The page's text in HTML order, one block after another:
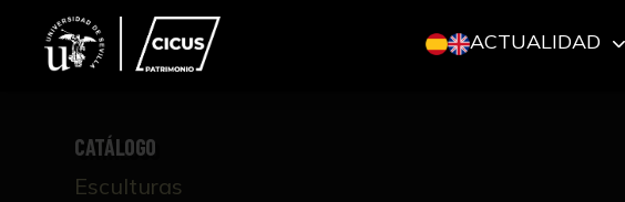
ACTUALIDAD
CATÁLOGO
Esculturas